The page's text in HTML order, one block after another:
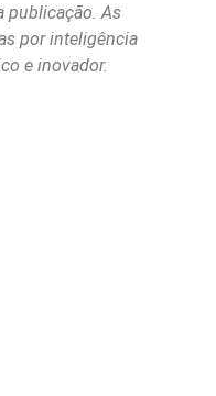
publicação. As
por inteligência
e inovador.